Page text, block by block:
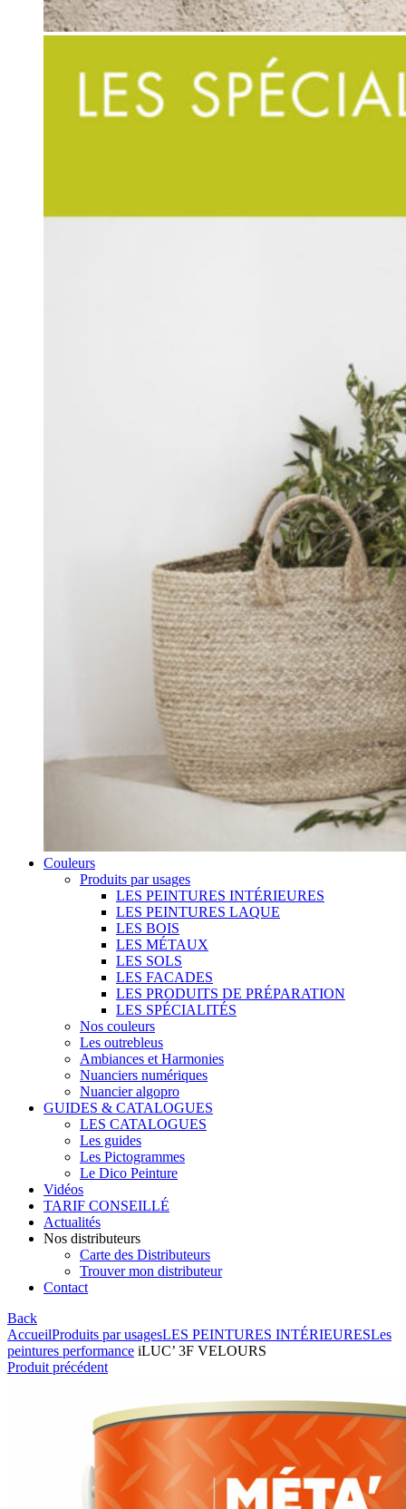
Couleurs
Produits par usages
LES PEINTURES INTÉRIEURES
LES PEINTURES LAQUE
LES BOIS
LES MÉTAUX
LES SOLS
LES FACADES
LES PRODUITS DE PRÉPARATION
LES SPÉCIALITÉS
Nos couleurs
Les outrebleus
Ambiances et Harmonies
Nuanciers numériques
Nuancier algopro
GUIDES & CATALOGUES
LES CATALOGUES
Les guides
Les Pictogrammes
Le Dico Peinture
Vidéos
TARIF CONSEILLÉ
Actualités
Nos distributeurs
Carte des Distributeurs
Trouver mon distributeur
Contact
Back
AccueilProduits par usagesLES PEINTURES INTÉRIEURESLes
peintures performance iLUC’ 3F VELOURS
Produit précédent